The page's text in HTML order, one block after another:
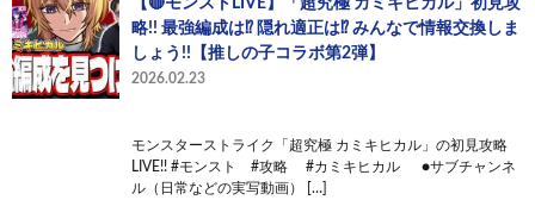
略!! 最強編成は⁉ 隠れ適正は⁉ みんなで情報交換しま
しょう!!【推しの子コラボ第2弾】
2026.02.23
モンスターストライク「超究極 カミキヒカル」の初見攻略
LIVE!! #モンスト #攻略 #カミキヒカル ●サブチャンネ
ル（日常などの実写動画） […]